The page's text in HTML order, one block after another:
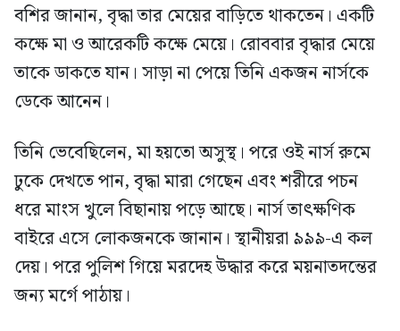
বশির জানান, বৃদ্ধা তার মেয়ের বাড়িতে থাকতেন। একটি
কক্ষে মা ও আরেকটি কক্ষে মেয়ে। রোববার বৃদ্ধার মেয়ে
তাকে ডাকতে যান। সাড়া না পেয়ে তিনি একজন নার্সকে
ডেকে আনেন।
তিনি ভেবেছিলেন, মা হয়তো অসুস্থ। পরে ওই নার্স রুমে
ঢুকে দেখতে পান, বৃদ্ধা মারা গেছেন এবং শরীরে পচন
ধরে মাংস খুলে বিছানায় পড়ে আছে। নার্স তাৎক্ষণিক
বাইরে এসে লোকজনকে জানান। স্থানীয়রা ৯৯৯-এ কল
দেয়। পরে পুলিশ গিয়ে মরদেহ উদ্ধার করে ময়নাতদন্তের
জন্য মর্গে পাঠায়।